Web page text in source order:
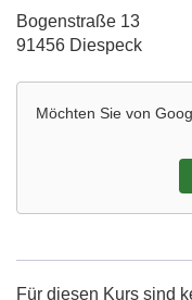
Adresse:
Bogenstraße 13
91456 Diespeck
Möchten Sie von
Maps
Karte
Für diesen Kurs sind